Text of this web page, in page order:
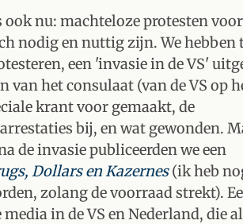
ook nu: machteloze protesten
nodig en nuttig zijn. We hebben
een 'invasie in de VS'
van het consulaat (van de VS op
krant voor gemaakt, de
bij, en wat gewonden.
de invasie publiceerden we een
Dollars en Kazernes(ik heb
zolang de voorraad strekt).
in de VS en Nederland, die